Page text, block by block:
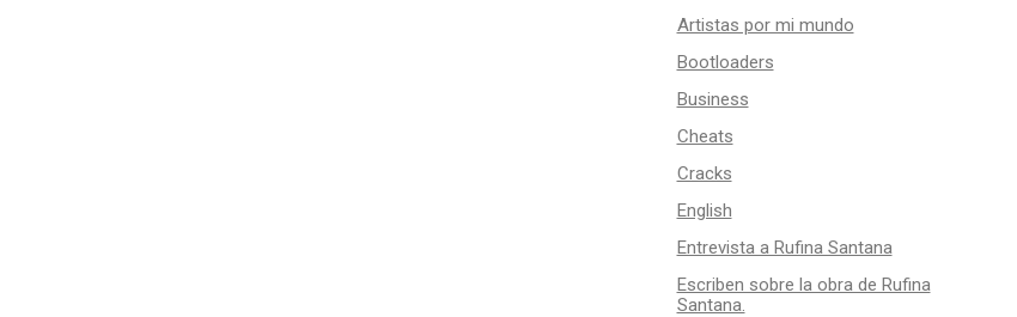
Artistas por mi mundo
Bootloaders
Business
Cheats
Cracks
English
Entrevista a Rufina Santana
Escriben sobre la obra de Rufina
Santana.